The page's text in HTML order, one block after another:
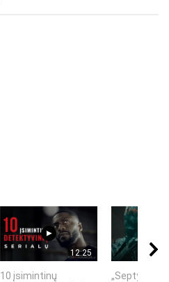
12:25
10 įsimintinų
„Septynių